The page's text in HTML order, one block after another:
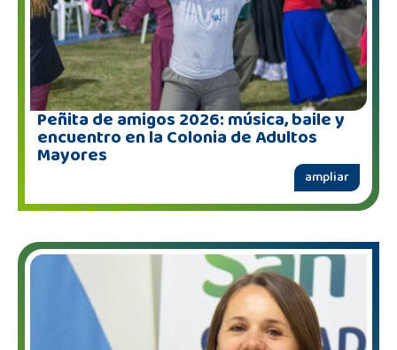
Peñita de amigos 2026: música, baile y
encuentro en la Colonia de Adultos
Mayores
ampliar